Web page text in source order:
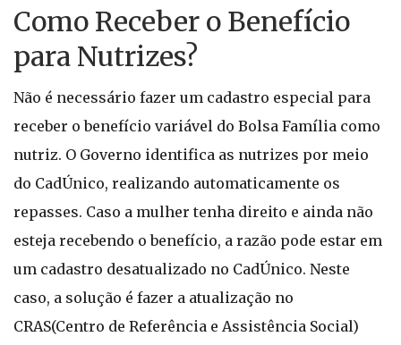
Como Receber o Benefício
para Nutrizes?
Não é necessário fazer um cadastro especial para
receber o benefício variável do Bolsa Família como
nutriz. O Governo identifica as nutrizes por meio
do CadÚnico, realizando automaticamente os
repasses. Caso a mulher tenha direito e ainda não
esteja recebendo o benefício, a razão pode estar em
um cadastro desatualizado no CadÚnico. Neste
caso, a solução é fazer a atualização no
CRAS(Centro de Referência e Assistência Social)